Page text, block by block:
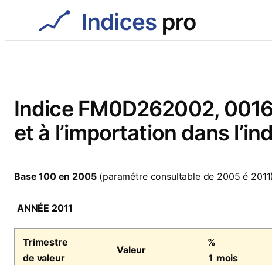
contenu
Indice FM0D262002,
et à l’importation dans
Base 100 en 2005(paramétre consultable de 2005 é 2011)
ANNÉE 2011
Trimestre
de valeur
Valeur
%
1 mois